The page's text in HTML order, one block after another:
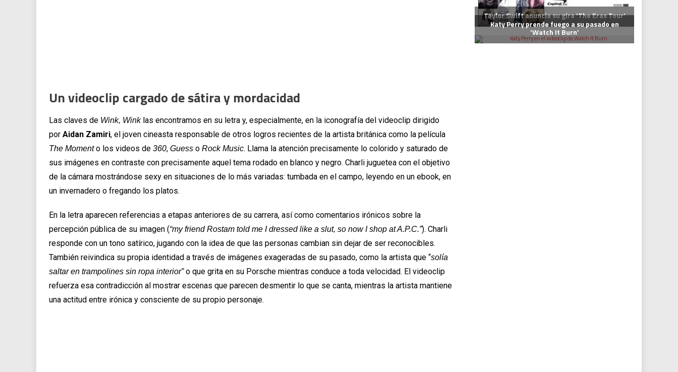
Un videoclip cargado de sátira y mordacidad
Las claves de Wink, Winklas encontramos en su letra y, especialmente, en la iconografía del videoclip dirigido
por Aidan Zamiri, el joven cineasta responsable de otros logros recientes de la artista británica como la película
The Momento los videos de 360, Guess o Rock Music. Llama la atención precisamente lo colorido y saturado de
sus imágenes en contraste con precisamente aquel tema rodado en blanco y negro. Charli juguetea con el objetivo
de la cámara mostrándose sexy en situaciones de lo más variadas: tumbada en el campo, leyendo en un ebook, en
un invernadero o fregando los platos.
En la letra aparecen referencias a etapas anteriores de su carrera, así como comentarios irónicos sobre la
percepción pública de su imagen (“my friend Rostam told me I dressed like a slut, so now I shop at A.P.C.”). Charli
responde con un tono satírico, jugando con la idea de que las personas cambian sin dejar de ser reconocibles.
También reivindica su propia identidad a través de imágenes exageradas de su pasado, como la artista que “solía
saltar en trampolines sin ropa interior”o que grita en su Porsche mientras conduce a toda velocidad. El videoclip
refuerza esa contradicción al mostrar escenas que parecen desmentir lo que se canta, mientras la artista mantiene
una actitud entre irónica y consciente de su propio personaje.